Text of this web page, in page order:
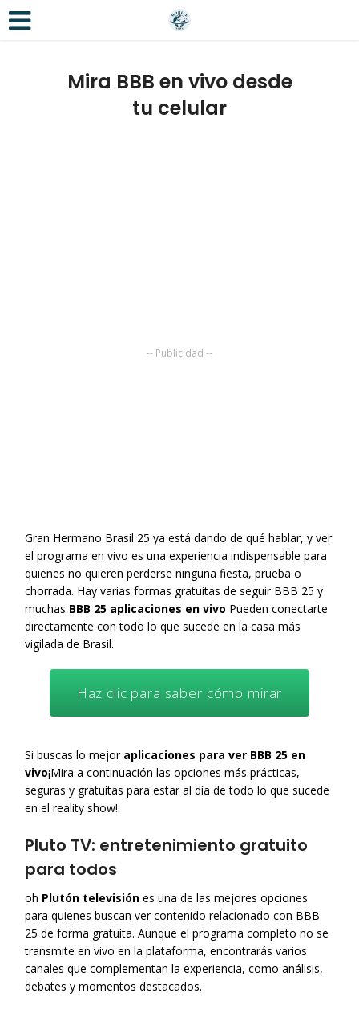
Mira BBB en vivo desde
tu celular
-- Publicidad --
Gran Hermano Brasil 25 ya está dando de qué hablar, y ver
el programa en vivo es una experiencia indispensable para
quienes no quieren perderse ninguna fiesta, prueba o
chorrada. Hay varias formas gratuitas de seguir BBB 25 y
muchas BBB 25 aplicaciones en vivo Pueden conectarte
directamente con todo lo que sucede en la casa más
vigilada de Brasil.
Haz clic para saber cómo mirar
Si buscas lo mejor aplicaciones para ver BBB 25 en
vivo¡Mira a continuación las opciones más prácticas,
seguras y gratuitas para estar al día de todo lo que sucede
en el reality show!
Pluto TV: entretenimiento gratuito
para todos
oh Plutón televisión es una de las mejores opciones
para quienes buscan ver contenido relacionado con BBB
25 de forma gratuita. Aunque el programa completo no se
transmite en vivo en la plataforma, encontrarás varios
canales que complementan la experiencia, como análisis,
debates y momentos destacados.